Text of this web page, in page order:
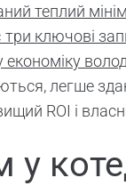
теплий
ключові
легше
ROI і
у